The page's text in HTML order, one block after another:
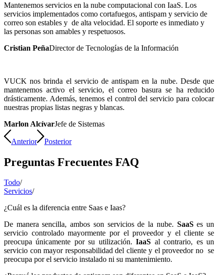
Mantenemos servicios en la nube computacional con IaaS. Los
servicios implementados como cortafuegos, antispam y servicio de
correo son estables y de alta velocidad. El soporte es inmediato y
las personas son amables y respetuosos.
Cristian PeñaDirector de Tecnologías de la Información
VUCK nos brinda el servicio de antispam en la nube. Desde que
mantenemos activo el servicio, el correo basura se ha reducido
drásticamente. Además, tenemos el control del servicio para colocar
nuestras propias listas negras y blancas.
Marlon AlcívarJefe de Sistemas
Anterior Posterior
Preguntas Frecuentes FAQ
Todo/
Servicios/
¿Cuál es la diferencia entre Saas e Iaas?
De manera sencilla, ambos son servicios de la nube. SaaSes un
servicio controlado mayormente por el proveedor y el cliente se
preocupa únicamente por su utilización.IaaS al contrario, es un
servicio con mayor responsabilidad del cliente y el proveedor no se
preocupa por el servicio instalado ni su mantenimiento.